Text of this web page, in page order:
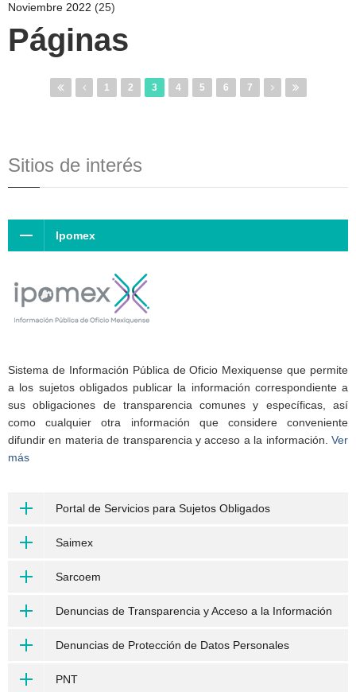
Noviembre 2022 (25)
Páginas
1 2 3 4 5 6 7
Sitios de interés
Ipomex
Sistema de Información Pública de Oficio Mexiquense que permite
a los sujetos obligados publicar la información correspondiente a
sus obligaciones de transparencia comunes y específicas, así
como cualquier otra información que considere conveniente
difundir en materia de transparencia y acceso a la información. Ver
más
Portal de Servicios para Sujetos Obligados
Saimex
Sarcoem
Denuncias de Transparencia y Acceso a la Información
Denuncias de Protección de Datos Personales
PNT